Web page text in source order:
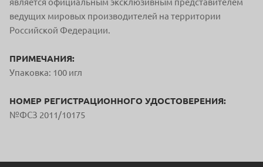
является официальным эксклюзивным представителем
ведущих мировых производителей на территории
Российской Федерации.
ПРИМЕЧАНИЯ:
Упаковка: 100 игл
НОМЕР РЕГИСТРАЦИОННОГО УДОСТОВЕРЕНИЯ:
№ФСЗ 2011/10175